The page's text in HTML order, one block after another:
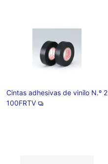
Cintas adhesivas de vinilo N.º 2
100FRTV